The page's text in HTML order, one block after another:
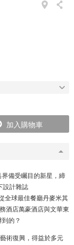
備受矚目的新星，締
設計雜誌
全球最佳餐廳丹麥米其
酒店萬豪酒店與文華東
的？
術復興，得益於多元
加入購物車